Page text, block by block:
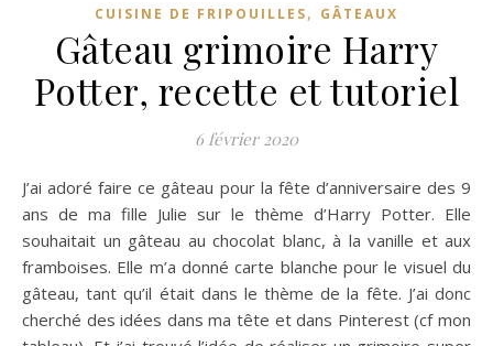
CUISINE DE FRIPOUILLES, GÂTEAUX
Gâteau grimoire Harry
Potter, recette et tutoriel
6 février 2020
J’ai adoré faire ce gâteau pour la fête d’anniversaire des 9
ans de ma fille Julie sur le thème d’Harry Potter. Elle
souhaitait un gâteau au chocolat blanc, à la vanille et aux
framboises. Elle m’a donné carte blanche pour le visuel du
gâteau, tant qu’il était dans le thème de la fête. J’ai donc
cherché des idées dans ma tête et dans Pinterest (cf mon